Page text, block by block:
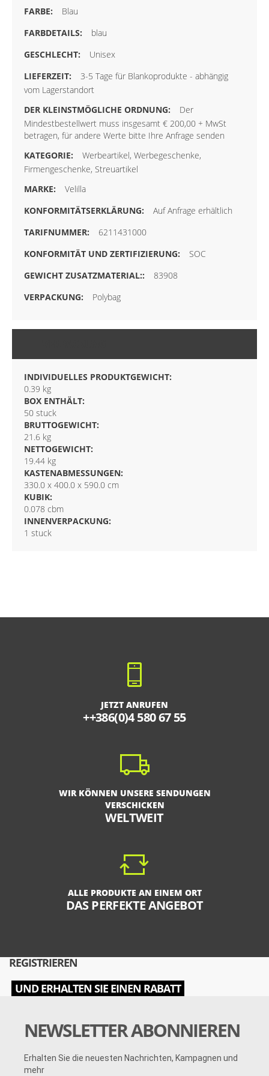
Blau
blau
Unisex
3-5 Tage für Blankoprodukte - abhängig
vom Lagerstandort
Der
Mindestbestellwert muss insgesamt € 200,00 + MwSt
betragen, für andere Werte bitte Ihre Anfrage senden
Werbeartikel, Werbegeschenke,
Firmengeschenke, Streuartikel
Velilla
Auf Anfrage erhältlich
6211431000
SOC
83908
Polybag
INDIVIDUELLES PRODUKTGEWICHT:
0.39 kg
BOX ENTHÄLT:
50 stuck
BRUTTOGEWICHT:
21.6 kg
NETTOGEWICHT:
19.44 kg
KASTENABMESSUNGEN:
330.0 x 400.0 x 590.0 cm
KUBIK:
0.078 cbm
INNENVERPACKUNG:
1 stuck
JETZT ANRUFEN
++386(0)4 580 67 55
WIR KÖNNEN UNSERE SENDUNGEN
VERSCHICKEN
WELTWEIT
ALLE PRODUKTE AN EINEM ORT
DAS PERFEKTE ANGEBOT
REGISTRIEREN
UND ERHALTEN SIE EINEN RABATT
NEWSLETTER ABONNIEREN
Erhalten Sie die neuesten Nachrichten, Kampagnen und
mehr